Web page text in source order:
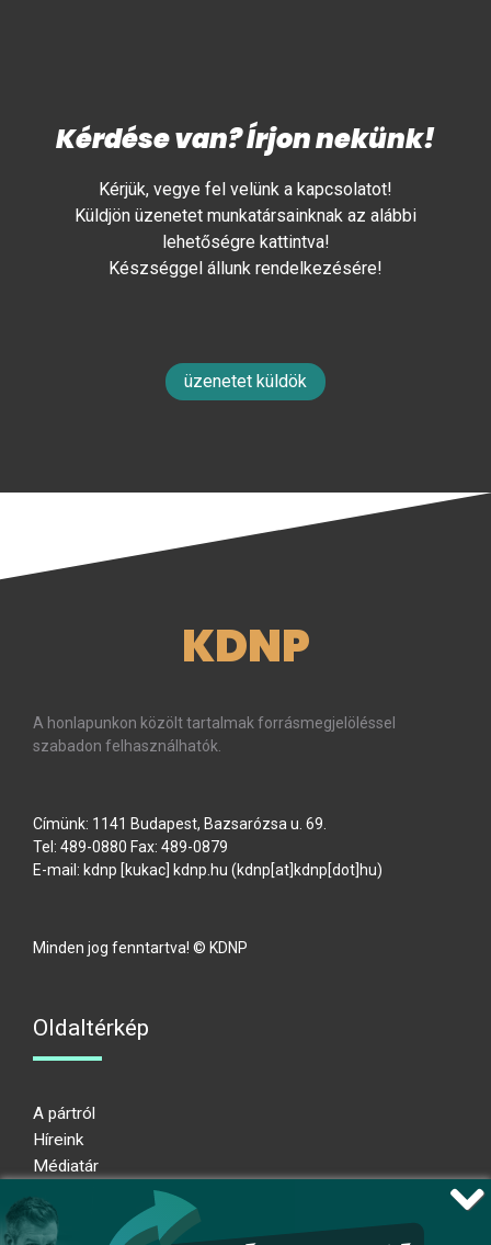
Kérdése van? Írjon nekünk!
Kérjük, vegye fel velünk a kapcsolatot!
Küldjön üzenetet munkatársainknak az alábbi
lehetőségre kattintva!
Készséggel állunk rendelkezésére!
üzenetet küldök
KDNP
A honlapunkon közölt tartalmak forrásmegjelöléssel
szabadon felhasználhatók.
Címünk: 1141 Budapest, Bazsarózsa u. 69.
Tel: 489-0880 Fax: 489-0879
E-mail: kdnp [kukac] kdnp.hu (kdnp[at]kdnp[dot]hu)
Minden jog fenntartva! © KDNP
Oldaltérkép
A pártról
Híreink
Médiatár
Adatkezelési nyilatkozat